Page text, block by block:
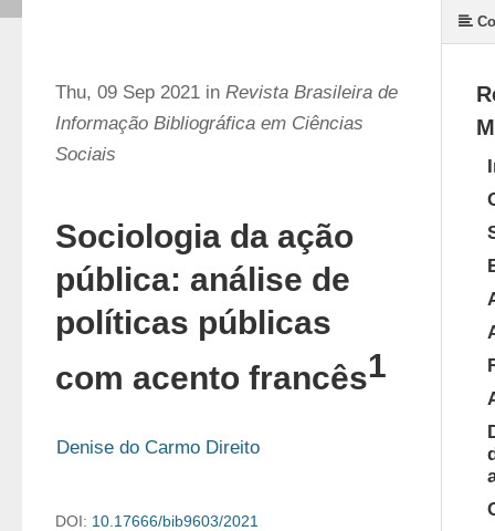
Thu, 09 Sep 2021 in Revista Brasileira de
Informação Bibliográfica em Ciências
Sociais
Sociologia da ação
pública: análise de
políticas públicas
com acento francês1
Denise do Carmo Direito
DOI: 10.17666/bib9603/2021